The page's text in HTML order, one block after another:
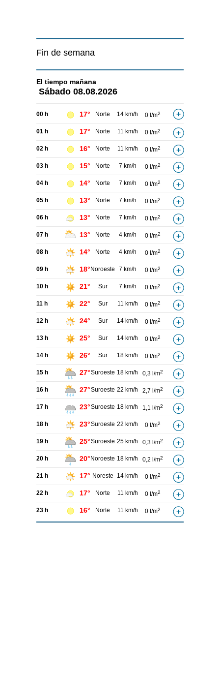
Fin de semana
El tiempo mañana
Sábado 08.08.2026
00 h 17° Norte 14 km/h 0 l/m2
01 h 17° Norte 11 km/h 0 l/m2
02 h 16° Norte 11 km/h 0 l/m2
03 h 15° Norte 7 km/h 0 l/m2
04 h 14° Norte 7 km/h 0 l/m2
05 h 13° Norte 7 km/h 0 l/m2
06 h 13° Norte 7 km/h 0 l/m2
07 h 13° Norte 4 km/h 0 l/m2
08 h 14° Norte 4 km/h 0 l/m2
09 h 18° Noroeste 7 km/h 0 l/m2
10 h 21° Sur 7 km/h 0 l/m2
11 h 22° Sur 11 km/h 0 l/m2
12 h 24° Sur 14 km/h 0 l/m2
13 h 25° Sur 14 km/h 0 l/m2
14 h 26° Sur 18 km/h 0 l/m2
15 h 27°Suroeste 18 km/h 0,3 l/m2
16 h 27°Suroeste 22 km/h 2,7 l/m2
17 h 23°Suroeste 18 km/h 1,1 l/m2
18 h 23°Suroeste 22 km/h 0 l/m2
19 h 25°Suroeste 25 km/h 0,3 l/m2
20 h 20° Noroeste 18 km/h 0,2 l/m2
21 h 17° Noreste 14 km/h 0 l/m2
22 h 17° Norte 11 km/h 0 l/m2
23 h 16° Norte 11 km/h 0 l/m2